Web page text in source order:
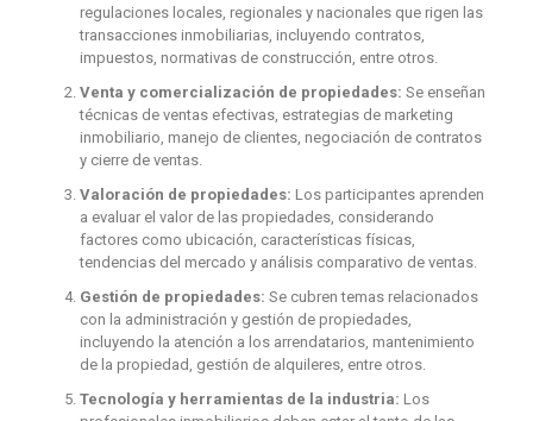
regulaciones locales, regionales y nacionales que rigen las
transacciones inmobiliarias, incluyendo contratos,
impuestos, normativas de construcción, entre otros.
Venta y comercialización de propiedades: Se enseñan
técnicas de ventas efectivas, estrategias de marketing
inmobiliario, manejo de clientes, negociación de contratos
y cierre de ventas.
Valoración de propiedades: Los participantes aprenden
a evaluar el valor de las propiedades, considerando
factores como ubicación, características físicas,
tendencias del mercado y análisis comparativo de ventas.
Gestión de propiedades: Se cubren temas relacionados
con la administración y gestión de propiedades,
incluyendo la atención a los arrendatarios, mantenimiento
de la propiedad, gestión de alquileres, entre otros.
Tecnología y herramientas de la industria: Los